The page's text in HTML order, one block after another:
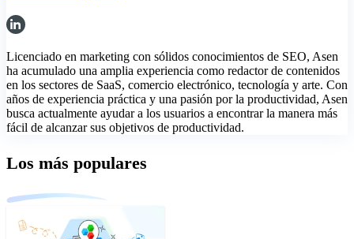
Licenciado en marketing con sólidos conocimientos de SEO, Asen
ha acumulado una amplia experiencia como redactor de contenidos
en los sectores de SaaS, comercio electrónico, tecnología y arte. Con
años de experiencia práctica y una pasión por la productividad, Asen
busca actualmente ayudar a los usuarios a encontrar la manera más
fácil de alcanzar sus objetivos de productividad.
Los más populares